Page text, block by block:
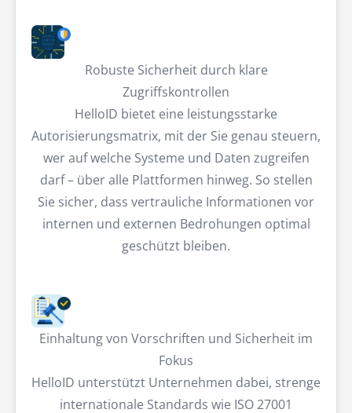
Robuste Sicherheit durch klare
Zugriffskontrollen
HelloID bietet eine leistungsstarke
Autorisierungsmatrix, mit der Sie genau steuern,
wer auf welche Systeme und Daten zugreifen
darf – über alle Plattformen hinweg. So stellen
Sie sicher, dass vertrauliche Informationen vor
internen und externen Bedrohungen optimal
geschützt bleiben.
Einhaltung von Vorschriften und Sicherheit im
Fokus
HelloID unterstützt Unternehmen dabei, strenge
internationale Standards wie ISO 27001